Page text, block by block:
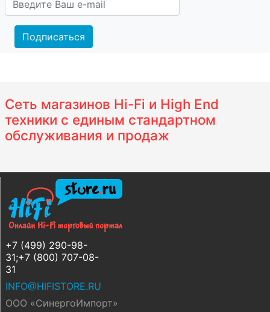
Подписаться
Сеть магазинов Hi-Fi и High End
техники с единым стандартном
обслуживания и продаж
+7 (499) 290-98-
31;+7 (800) 707-08-
31
INFO@HIFISTORE.RU
ООО «СинергоИмпорт»